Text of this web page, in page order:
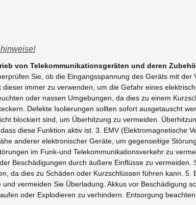
von Telekommunikationsgeräten und deren
Sie, ob die Eingangsspannung des Geräts mit
immer zu verwenden, um die Gefahr eines
oder nassen Umgebungen, da dies zu einem
Defekte Isolierungen sollten sofort ausgetauscht
blockiert sind, um Überhitzung zu vermeiden.
diese Funktion aktiv ist. 3. EMV (Elektromagnetische
anderer elektronischer Geräte, um gegenseitige
im Funk-und Telekommunikationsverkehr zu
Beschädigungen durch äußere Einflüsse zu
da dies zu Schäden oder Kurzschlüssen führen kann. 5.
vermeiden Sie Überladung. Akkus vor Beschädigung
oder Explodieren zu verhindern. Entsorgung